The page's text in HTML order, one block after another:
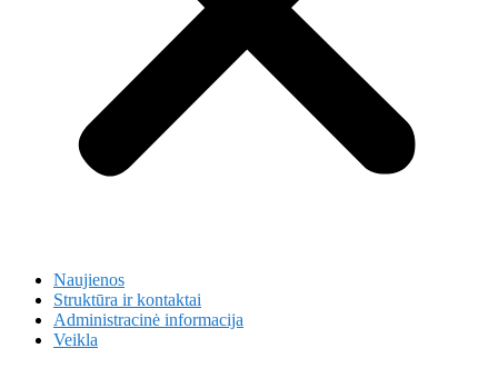
Naujienos
Struktūra ir kontaktai
Administracinė informacija
Veikla